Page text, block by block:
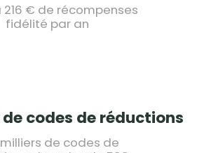
216 € de récompenses
fidélité par an
codes de réductions
de codes de